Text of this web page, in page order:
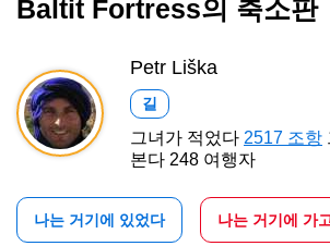
Baltit Fortress의 축소판
Petr Liška
길
그녀가 적었다 2517 조항
본다 248 여행자
나는 거기에 있었다 나는 거기에 가